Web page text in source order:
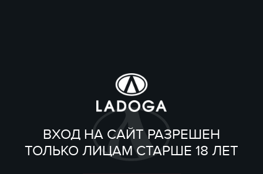
ВХОД НА САЙТ РАЗРЕШЕН
ТОЛЬКО ЛИЦАМ СТАРШЕ 18 ЛЕТ